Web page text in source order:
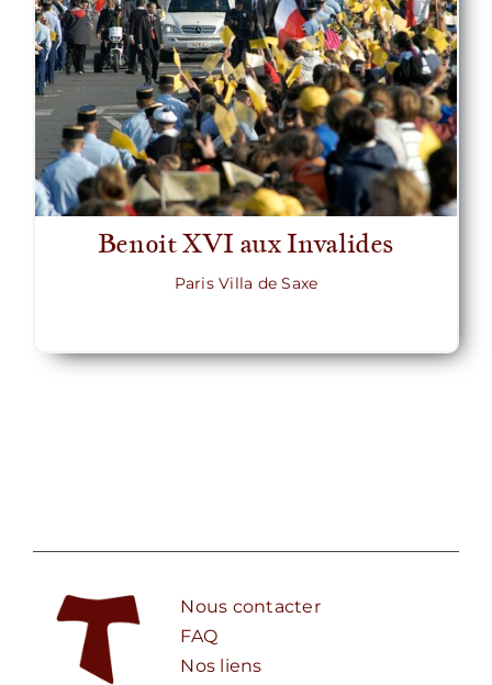
Benoit XVI aux Invalides
Paris Villa de Saxe
Nous contacter
FAQ
Nos liens